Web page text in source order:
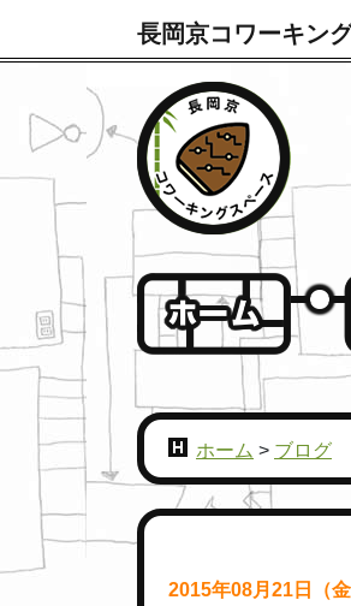
長岡京コワーキン
ホーム > ブログ
2015年08月21日（